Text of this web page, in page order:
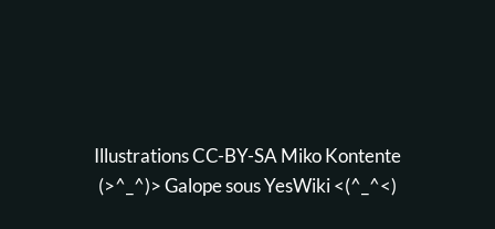
Illustrations CC-BY-SAMiko Kontente
(>^_^)> Galope sousYesWiki<(^_^<)